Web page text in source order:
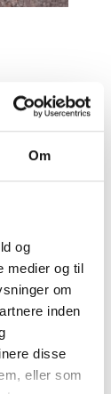
Om
og
medier og til
om
inden
disse
eller som